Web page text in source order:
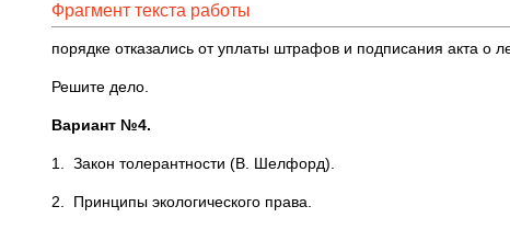
Фрагмент текста работы
порядке отказались от уплаты штрафов и подписания акта о
Решите дело.
Вариант №4.
1. Закон толерантности (В. Шелфорд).
2. Принципы экологического права.